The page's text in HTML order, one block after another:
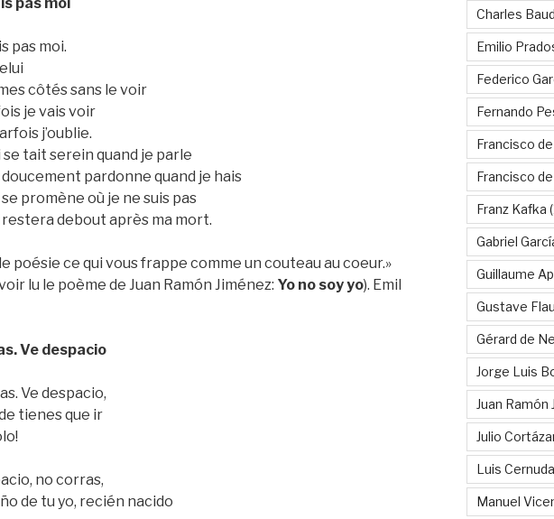
pas moi.
côtés sans le voir
je vais voir
j’oublie.
se tait serein quand je parle
pardonne quand je hais
promène où je ne suis pas
restera debout après ma mort.
poésie ce qui vous frappe comme un couteau au coeur.»
lu le poème de Juan Ramón Jiménez: Yo no soy yo). Emil
Ve despacio
Ve despacio,
tienes que ir
no corras,
de tu yo, recién nacido
Charles
Emilio
Federico
Fernando
Francisco
Francisco
Franz Kafka
Gabriel
Guillaume
Gustave
Gérard de
Jorge Luis
Juan Ramón
Julio
Luis Cernuda
Manuel